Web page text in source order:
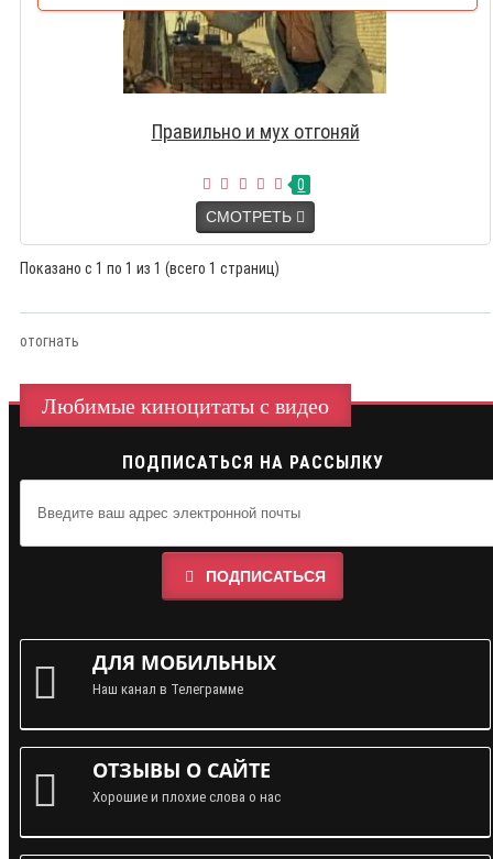
Правильно и мух отгоняй
0
СМОТРЕТЬ
Показано с 1 по 1 из 1 (всего 1 страниц)
отогнать
Любимые киноцитаты с видео
ПОДПИСАТЬСЯ НА РАССЫЛКУ
ПОДПИСАТЬСЯ
ДЛЯ МОБИЛЬНЫХ
Наш канал в Телеграмме
ОТЗЫВЫ О САЙТЕ
Хорошие и плохие слова о нас